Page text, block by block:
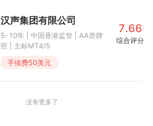
汉声集团有限公司
5-10年 | 中国香港监管 | AA类牌
照 | 主标MT4/5
7.66
综合评分
手续费50美元
没有更多了